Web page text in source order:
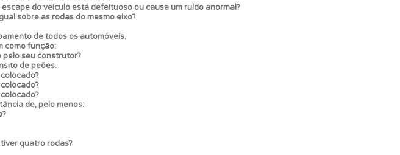
os melhores resultados.
do veículo está defeituoso ou causa um ruído anormal?
sobre as rodas do mesmo eixo?
de todos os automóveis.
como função:
pelo seu construtor?
de peões.
de, pelo menos:
quatro rodas?